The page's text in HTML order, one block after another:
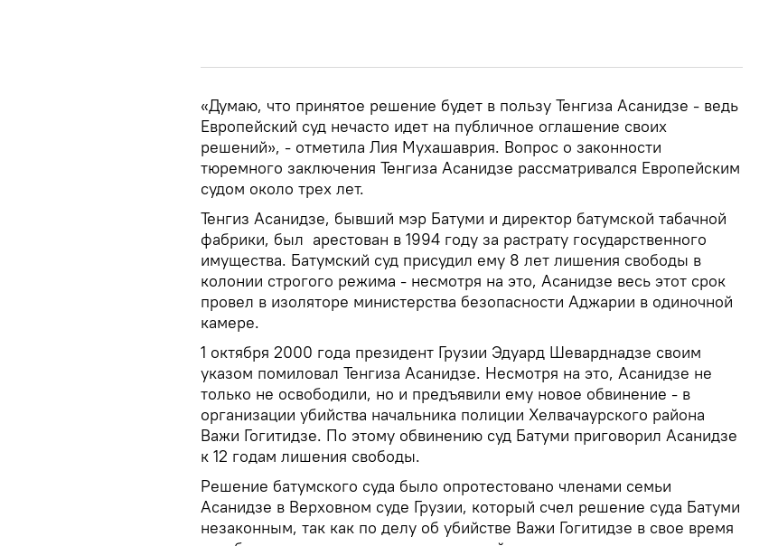
«Думаю, что принятое решение будет в пользу Тенгиза Асанидзе - ведь
Европейский суд нечасто идет на публичное оглашение своих
решений», - отметила Лия Мухашаврия. Вопрос о законности
тюремного заключения Тенгиза Асанидзе рассматривался Европейским
судом около трех лет.
Тенгиз Асанидзе, бывший мэр Батуми и директор батумской табачной
фабрики, был арестован в 1994 году за растрату государственного
имущества. Батумский суд присудил ему 8 лет лишения свободы в
колонии строгого режима - несмотря на это, Асанидзе весь этот срок
провел в изоляторе министерства безопасности Аджарии в одиночной
камере.
1 октября 2000 года президент Грузии Эдуард Шеварднадзе своим
указом помиловал Тенгиза Асанидзе. Несмотря на это, Асанидзе не
только не освободили, но и предъявили ему новое обвинение - в
организации убийства начальника полиции Хелвачаурского района
Важи Гогитидзе. По этому обвинению суд Батуми приговорил Асанидзе
к 12 годам лишения свободы.
Решение батумского суда было опротестовано членами семьи
Асанидзе в Верховном суде Грузии, который счел решение суда Батуми
незаконным, так как по делу об убийстве Важи Гогитидзе в свое время